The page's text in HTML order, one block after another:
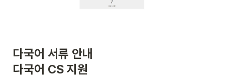
다국어 서류 안내
다국어 CS 지원